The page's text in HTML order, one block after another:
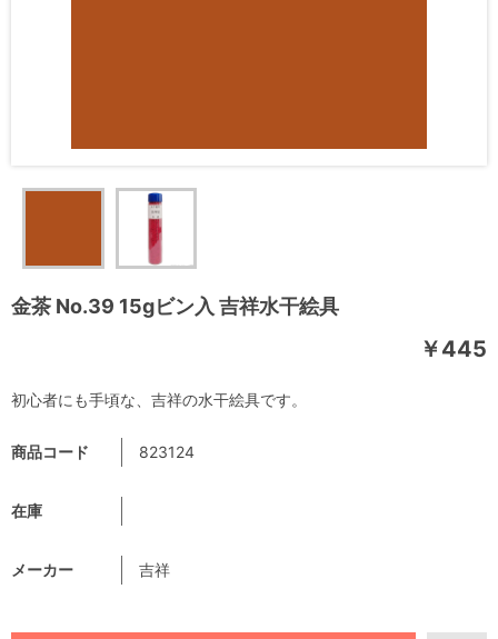
金茶 No.39 15gビン入 吉祥水干絵具
￥445
商品コード 823124
在庫
メーカー 吉祥
初心者にも手頃な、吉祥の水干絵具です。